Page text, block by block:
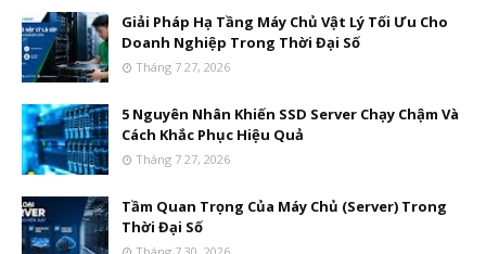
Giải Pháp Hạ Tầng Máy Chủ Vật Lý Tối Ưu Cho
Doanh Nghiệp Trong Thời Đại Số
Tháng 7 27, 2026
5 Nguyên Nhân Khiến SSD Server Chạy Chậm Và
Cách Khắc Phục Hiệu Quả
Tháng 7 27, 2026
Tầm Quan Trọng Của Máy Chủ (Server) Trong
Thời Đại Số